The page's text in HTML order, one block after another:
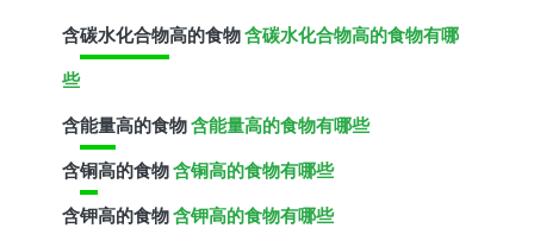
含碳水化合物高的食物含碳水化合物高的食物有哪
些
含能量高的食物含能量高的食物有哪些
含铜高的食物含铜高的食物有哪些
含钾高的食物含钾高的食物有哪些